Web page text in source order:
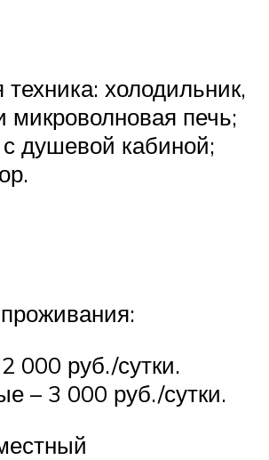
холодильник,
микроволновая печь;
с душевой кабиной;
000 руб./сутки.
– 3 000 руб./сутки.